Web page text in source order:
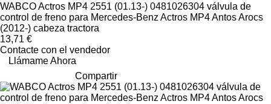
WABCO Actros MP4 2551 (01.13-) 0481026304 válvula de
control de freno para Mercedes-Benz Actros MP4 Antos Arocs
(2012-) cabeza tractora
13,71 €
Contacte con el vendedor
Llámame Ahora
Compartir